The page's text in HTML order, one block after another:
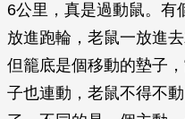
6公里，真是過動鼠。有
放進跑輪，老鼠一放進
但籠底是個移動的墊子
子也連動，老鼠不得不